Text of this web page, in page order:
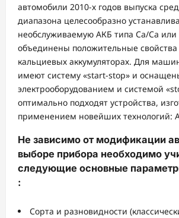
автомобили 2010-х годов выпуска
диапазона целесообразно
необслуживаемую АКБ типа Ca/Ca
объединены положительные свойства
кальциевых аккумуляторах. Для
имеют систему «start-stop» и
электрооборудованием и системой
оптимально подходят устройства,
применением новейших технологий:
Не зависимо от модификации
выборе прибора необходимо
следующие основные
:
Сорта и разновидности